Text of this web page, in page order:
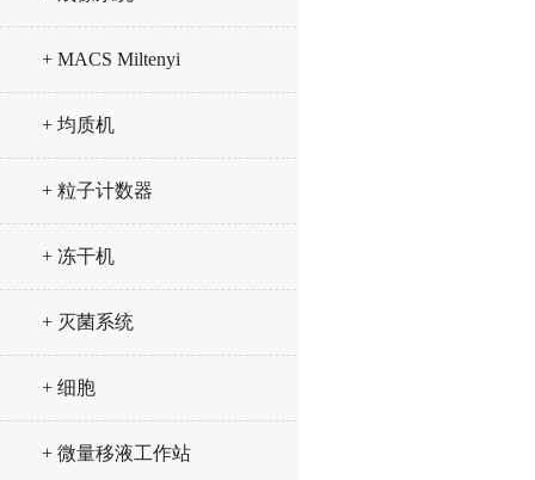
+ MACS Miltenyi
+ 均质机
+ 粒子计数器
+ 冻干机
+ 灭菌系统
+ 细胞
+ 微量移液工作站